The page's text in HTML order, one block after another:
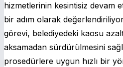
hizmetlerinin kesintisiz devam
bir adım olarak
görevi, belediyedeki kaosu
aksamadan sürdürülmesini
prosedürlere uygun hızlı bir